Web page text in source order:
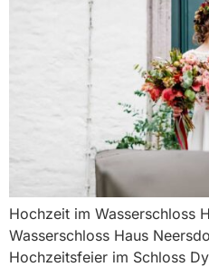
Hochzeit im Wasserschloss
Wasserschloss Haus
Hochzeitsfeier im Schloss